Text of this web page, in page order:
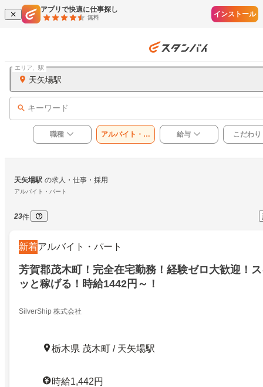
アプリで快適に仕事探し
無料 インストール
天矢場駅
エリア、駅
キーワード
職種
アルバイト・パ
ート
給与 こだわり
天矢場駅 の求人・仕事・採用
アルバイト・パート
23件
新着アルバイト・パート
芳賀郡茂木町！完全在宅勤務！経験ゼロ大歓迎！
ッと稼げる！時給1442円～！
SilverShip 株式会社
栃木県 茂木町 / 天矢場駅
時給1,442円